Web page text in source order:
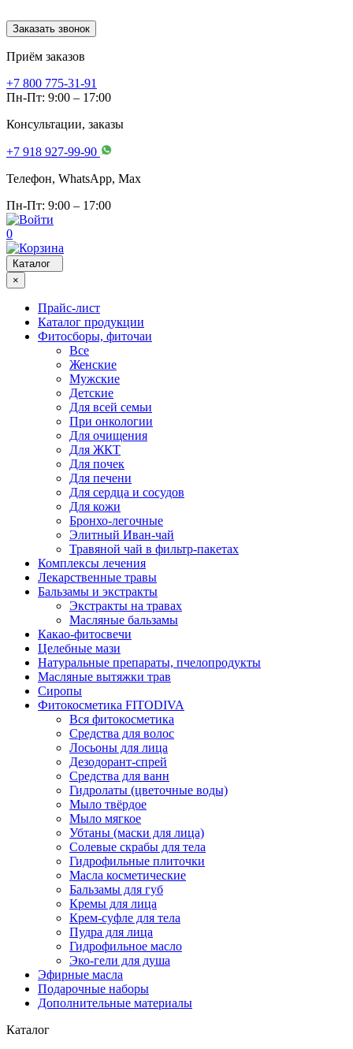
Заказать звонок
Приём заказов
+7 800 775-31-91
Пн-Пт: 9:00 – 17:00
Консультации, заказы
+7 918 927-99-90
Телефон, WhatsApp, Мах
Пн-Пт: 9:00 – 17:00
0
Каталог
×
Прайс-лист
Каталог продукции
Фитосборы, фиточаи
Все
Женские
Мужские
Детские
Для всей семьи
При онкологии
Для очищения
Для ЖКТ
Для почек
Для печени
Для сердца и сосудов
Для кожи
Бронхо-легочные
Элитный Иван-чай
Травяной чай в фильтр-пакетах
Комплексы лечения
Лекарственные травы
Бальзамы и экстракты
Экстракты на травах
Масляные бальзамы
Какао-фитосвечи
Целебные мази
Натуральные препараты, пчелопродукты
Масляные вытяжки трав
Сиропы
Фитокосметика FITODIVA
Вся фитокосметика
Средства для волос
Лосьоны для лица
Дезодорант-спрей
Средства для ванн
Гидролаты (цветочные воды)
Мыло твёрдое
Мыло мягкое
Убтаны (маски для лица)
Солевые скрабы для тела
Гидрофильные плиточки
Масла косметические
Бальзамы для губ
Кремы для лица
Крем-суфле для тела
Пудра для лица
Гидрофильное масло
Эко-гели для душа
Эфирные масла
Подарочные наборы
Дополнительные материалы
Каталог